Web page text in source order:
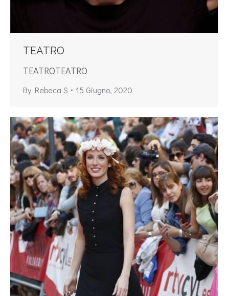
TEATRO
TEATROTEATRO
By Rebeca S 15 Giugno, 2020